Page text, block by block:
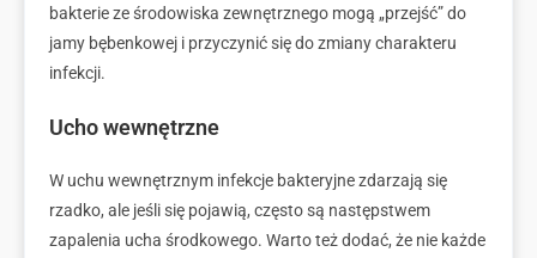
bakterie ze środowiska zewnętrznego mogą „przejść” do
jamy bębenkowej i przyczynić się do zmiany charakteru
infekcji.
Ucho wewnętrzne
W uchu wewnętrznym infekcje bakteryjne zdarzają się
rzadko, ale jeśli się pojawią, często są następstwem
zapalenia ucha środkowego. Warto też dodać, że nie każde